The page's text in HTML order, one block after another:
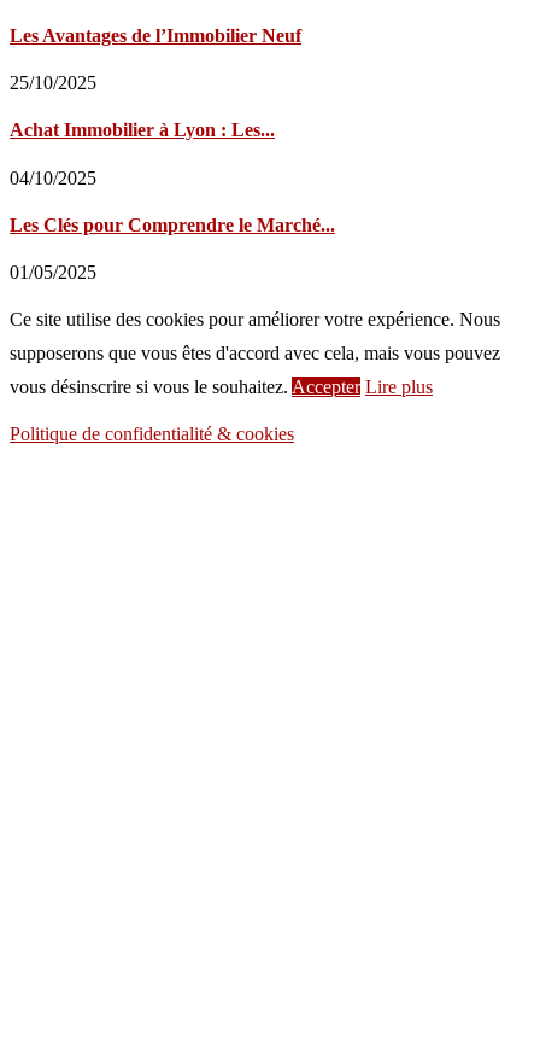
Les Avantages de l’Immobilier Neuf
25/10/2025
Achat Immobilier à Lyon : Les...
04/10/2025
Les Clés pour Comprendre le Marché...
01/05/2025
Ce site utilise des cookies pour améliorer votre expérience. Nous
supposerons que vous êtes d'accord avec cela, mais vous pouvez
vous désinscrire si vous le souhaitez. Accepter Lire plus
Politique de confidentialité & cookies